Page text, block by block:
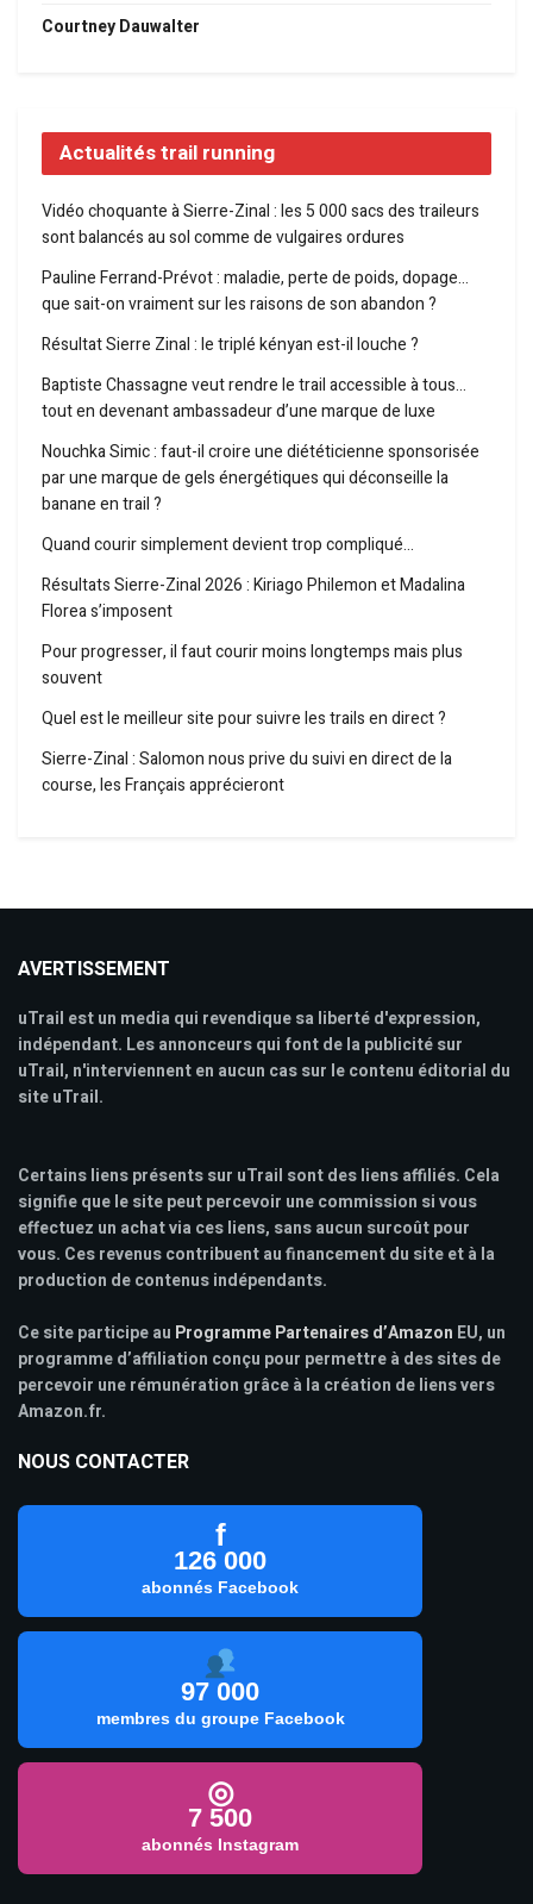
Courtney Dauwalter
Actualités trail running
Vidéo choquante à Sierre-Zinal : les 5 000 sacs des traileurs
sont balancés au sol comme de vulgaires ordures
Pauline Ferrand-Prévot : maladie, perte de poids, dopage…
que sait-on vraiment sur les raisons de son abandon ?
Résultat Sierre Zinal : le triplé kényan est-il louche ?
Baptiste Chassagne veut rendre le trail accessible à tous…
tout en devenant ambassadeur d’une marque de luxe
Nouchka Simic : faut-il croire une diététicienne sponsorisée
par une marque de gels énergétiques qui déconseille la
banane en trail ?
Quand courir simplement devient trop compliqué…
Résultats Sierre-Zinal 2026 : Kiriago Philemon et Madalina
Florea s’imposent
Pour progresser, il faut courir moins longtemps mais plus
souvent
Quel est le meilleur site pour suivre les trails en direct ?
Sierre-Zinal : Salomon nous prive du suivi en direct de la
course, les Français apprécieront
AVERTISSEMENT
uTrail est un media qui revendique sa liberté d'expression,
indépendant. Les annonceurs qui font de la publicité sur
uTrail, n'interviennent en aucun cas sur le contenu éditorial du
site uTrail.
Certains liens présents sur uTrail sont des liens affiliés. Cela
signifie que le site peut percevoir une commission si vous
effectuez un achat via ces liens, sans aucun surcoût pour
vous. Ces revenus contribuent au financement du site et à la
production de contenus indépendants.
Ce site participe au Programme Partenaires d’Amazon EU, un
programme d’affiliation conçu pour permettre à des sites de
percevoir une rémunération grâce à la création de liens vers
Amazon.fr.
NOUS CONTACTER
f
126 000
abonnés Facebook
97 000
membres du groupe Facebook
◎
7 500
abonnés Instagram